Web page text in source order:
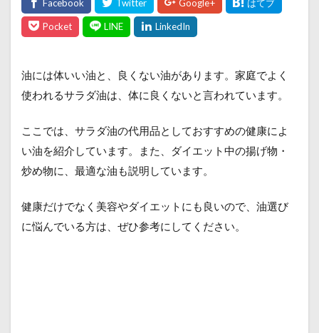
油には体いい油と、良くない油があります。家庭でよく
使われるサラダ油は、体に良くないと言われています。
ここでは、サラダ油の代用品としておすすめの健康によ
い油を紹介しています。また、ダイエット中の揚げ物・
炒め物に、最適な油も説明しています。
健康だけでなく美容やダイエットにも良いので、油選び
に悩んでいる方は、ぜひ参考にしてください。